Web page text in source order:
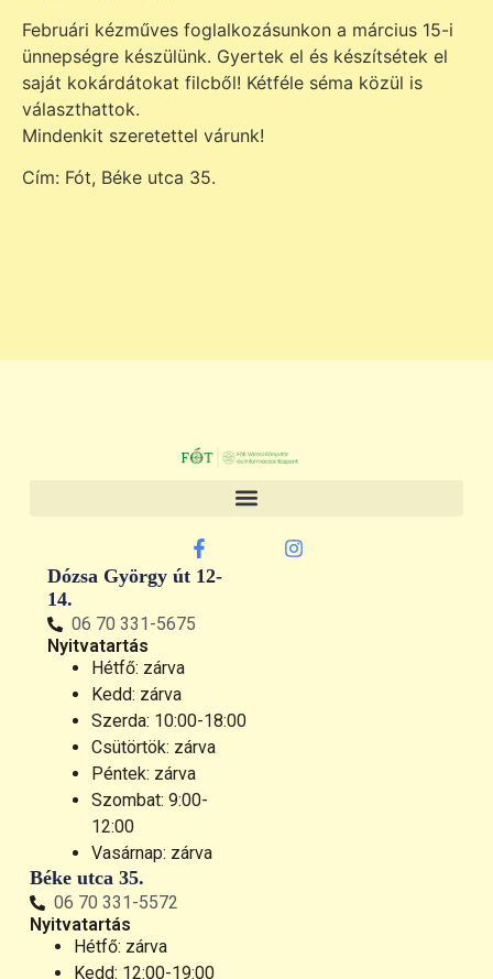
Februári kézműves foglalkozásunkon a március 15-i
ünnepségre készülünk. Gyertek el és készítsétek el
saját kokárdátokat filcből! Kétféle séma közül is
választhattok.
Mindenkit szeretettel várunk!
Cím: Fót, Béke utca 35.
Béke utca 35.
06 70 331-5572
Nyitvatartás
Hétfő: zárva
Kedd: 12:00-19:00
Dózsa György út 12-
14.
06 70 331-5675
Nyitvatartás
Hétfő: zárva
Kedd: zárva
Szerda: 10:00-18:00
Csütörtök: zárva
Péntek: zárva
Szombat: 9:00-
12:00
Vasárnap: zárva